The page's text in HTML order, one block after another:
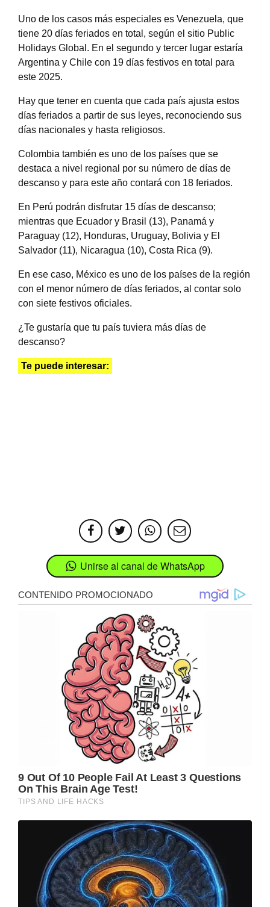
Uno de los casos más especiales es Venezuela, que
tiene 20 días feriados en total, según el sitio Public
Holidays Global. En el segundo y tercer lugar estaría
Argentina y Chile con 19 días festivos en total para
este 2025.
Hay que tener en cuenta que cada país ajusta estos
días feriados a partir de sus leyes, reconociendo sus
días nacionales y hasta religiosos.
Colombia también es uno de los países que se
destaca a nivel regional por su número de días de
descanso y para este año contará con 18 feriados.
En Perú podrán disfrutar 15 días de descanso;
mientras que Ecuador y Brasil (13), Panamá y
Paraguay (12), Honduras, Uruguay, Bolivia y El
Salvador (11), Nicaragua (10), Costa Rica (9).
En ese caso, México es uno de los países de la región
con el menor número de días feriados, al contar solo
con siete festivos oficiales.
¿Te gustaría que tu país tuviera más días de
descanso?
Te puede interesar:
Unirse al canal de WhatsApp